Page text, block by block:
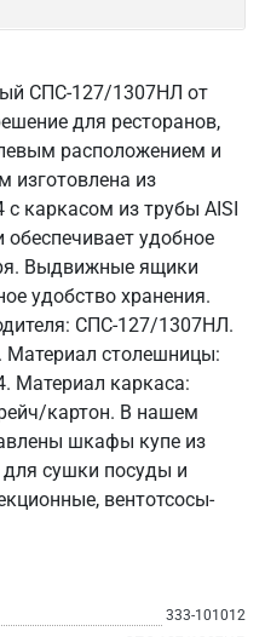
СПС-127/1307НЛ от
для ресторанов,
расположением и
изготовлена из
каркасом из трубы AISI
удобное
Выдвижные ящики
удобство хранения.
СПС-127/1307НЛ.
Материал столешницы:
Материал каркаса:
картон. В нашем
шкафы купе из
для сушки посуды и
вентотсосы-
333-101012